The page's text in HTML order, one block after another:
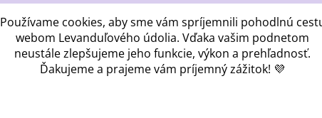
Používame cookies, aby sme vám spríjemnili pohodlnú
webom Levanduľového údolia. Vďaka vašim podnetom
neustále zlepšujeme jeho funkcie, výkon a prehľadnosť.
Ďakujeme a prajeme vám príjemný zážitok! 💜